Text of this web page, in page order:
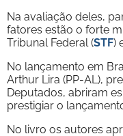
Na avaliação deles,
fatores estão o forte
Tribunal Federal (STF)
No lançamento em
Arthur Lira (PP-AL),
Deputados, abriram
prestigiar o
No livro os autores